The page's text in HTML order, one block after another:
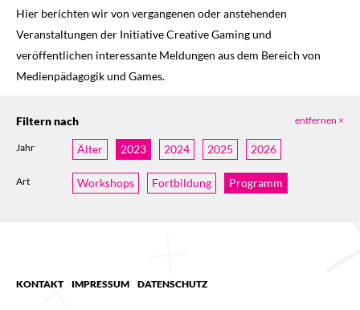
Hier berichten wir von vergangenen oder anstehenden
Veranstaltungen der Initiative Creative Gaming und
veröffentlichen interessante Meldungen aus dem Bereich von
Medienpädagogik und Games.
Filtern nach entfernen ×
Jahr Älter 2023 2024 2025 2026
Art Workshops Fortbildung Programm
KONTAKT IMPRESSUM DATENSCHUTZ